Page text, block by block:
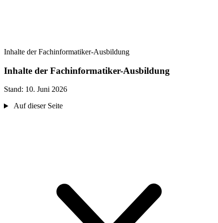
Inhalte der Fachinformatiker-Ausbildung
Inhalte der Fachinformatiker-Ausbildung
Stand: 10. Juni 2026
Auf dieser Seite